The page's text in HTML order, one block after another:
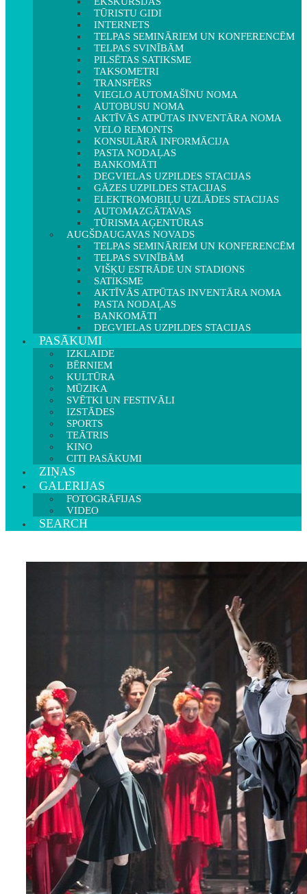
TŪRISTU GIDI
INTERNETS
TELPAS SEMINĀRIEM UN KONFERENCĒM
TELPAS SVINĪBĀM
PILSĒTAS SATIKSME
TAKSOMETRI
TRANSFĒRS
VIEGLO AUTOMAŠĪNU NOMA
AUTOBUSU NOMA
AKTĪVĀS ATPŪTAS INVENTĀRA NOMA
VELO REMONTS
KONSULĀRĀ INFORMĀCIJA
PASTA NODAĻAS
BANKOMĀTI
DEGVIELAS UZPILDES STACIJAS
GĀZES UZPILDES STACIJAS
ELEKTROMOBIĻU UZLĀDES STACIJAS
AUTOMAZGĀTAVAS
TŪRISMA AĢENTŪRAS
AUGŠDAUGAVAS NOVADS
TELPAS SEMINĀRIEM UN KONFERENCĒM
TELPAS SVINĪBĀM
VIŠĶU ESTRĀDE UN STADIONS
SATIKSME
AKTĪVĀS ATPŪTAS INVENTĀRA NOMA
PASTA NODAĻAS
BANKOMĀTI
DEGVIELAS UZPILDES STACIJAS
PASĀKUMI
IZKLAIDE
BĒRNIEM
KULTŪRA
MŪZIKA
SVĒTKI UN FESTIVĀLI
IZSTĀDES
SPORTS
TEĀTRIS
KINO
CITI PASĀKUMI
ZIŅAS
GALERIJAS
FOTOGRĀFIJAS
VIDEO
SEARCH